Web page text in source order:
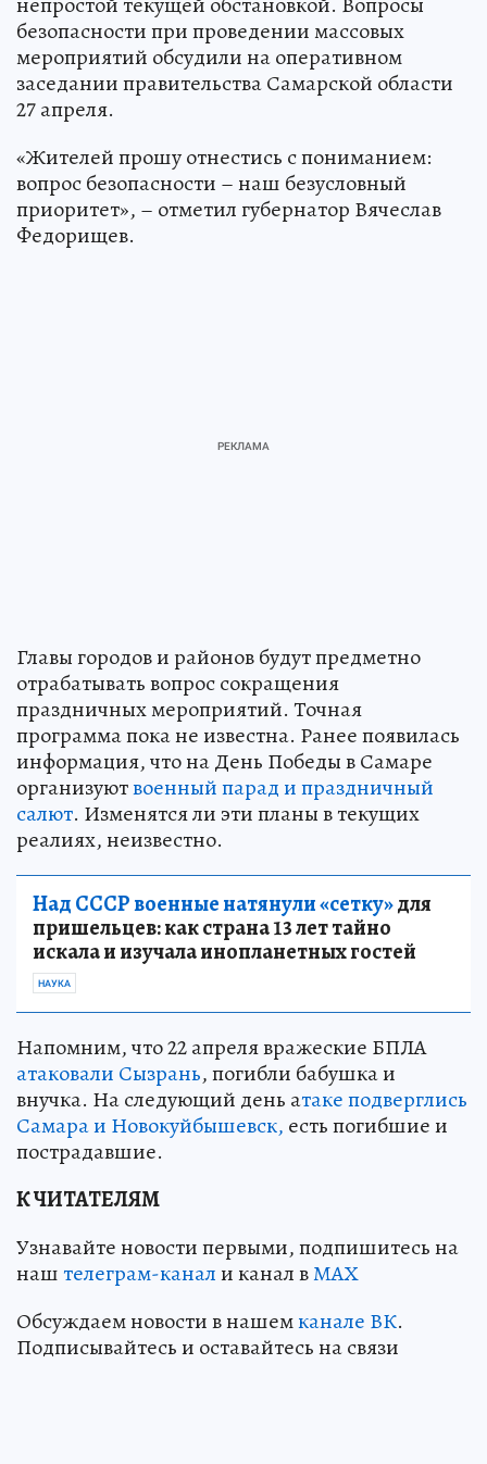
безопасности при проведении массовых
мероприятий обсудили на оперативном
заседании правительства Самарской области
27 апреля.
«Жителей прошу отнестись с пониманием:
вопрос безопасности – наш безусловный
приоритет», – отметил губернатор Вячеслав
Федорищев.
Главы городов и районов будут предметно
отрабатывать вопрос сокращения
праздничных мероприятий. Точная
программа пока не известна. Ранее появилась
информация, что на День Победы в Самаре
организуютвоенный парад и праздничный
салют. Изменятся ли эти планы в текущих
реалиях, неизвестно.
Над СССР военные натянули «сетку»для
пришельцев: как страна 13 лет тайно
искала и изучала инопланетных гостей
НАУКА
Напомним, что 22 апреля вражеские БПЛА
атаковали Сызрань, погибли бабушка и
внучка. На следующий день атаке подверглись
Самара и Новокуйбышевск, есть погибшие и
пострадавшие.
К ЧИТАТЕЛЯМ
Узнавайте новости первыми, подпишитесь на
наштелеграм-канали канал вМАХ
Обсуждаем новости в нашемканале ВК.
Подписывайтесь и оставайтесь на связи